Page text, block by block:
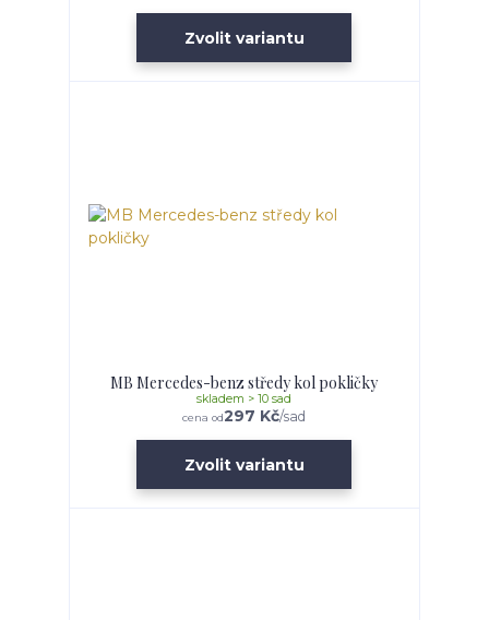
Zvolit variantu
MB Mercedes-benz středy kol pokličky
cena od297 Kč/sad
skladem > 10 sad
Zvolit variantu